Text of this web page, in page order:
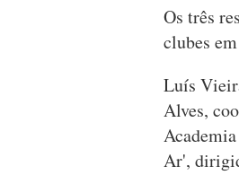
Os três
clubes
Luís
Alves,
Ar',